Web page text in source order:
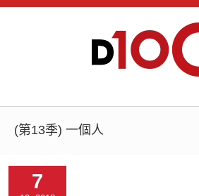
(第13季) 一個人
7